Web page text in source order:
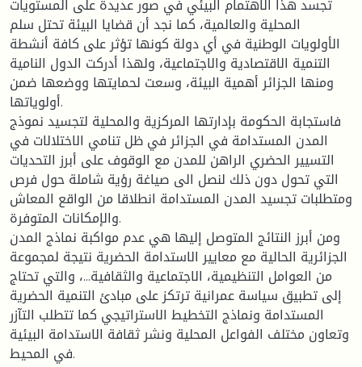
تجسد ھذا الاھتمام البیئي في صور عدیدة على المستویات
المحلیة والعالمية، كما نجد أن قضايا البيئة تحتل سلم
الأولويات الوطنية في أي دولة كونها تؤثر على كافة أنشطة
التنمية الاقتصادية والاجتماعية، ولهذا أدركت الدول النامية
ومنها الجزائر أهمية البيئة، وسعت لحمايتها ووضعها ضمن
أولوياتها.
فاستجابة الحكومة بإدارتها المركزية والمحلية لتجسيد نموذج
المدن المستدامة في الجزائر في ظل تنامي الاختلالات في
التسيير الحضري الراهن للمدن مع الوقوف على أبرز التحديات
التي تحول دون ذلك لنصل الى صياغة رؤية شاملة حول فرص
ومتطلبات تجسيد المدن المستدامة انطلاقا من الواقع المعاش
والإمكانات المتوفرة.
ومن أبرز النتائج المتوصل إليها هي عدم مواكبة نماذج المدن
الجزائرية الحالية مع معايير الاستدامة الحضرية نتيجة لمجموعة
من العوامل التنظيمية، الاجتماعية والثقافية...، والتي تحتاج
إلى تطبيق سياسة عمرانية ترتكز على مبادئ التنمية الحضرية
المستدامة ونماذج التخطيط الاستراتيجي كما تتطلب التآزر
وتعاون مختلف الفواعل المحلية ونشر ثقافة الاستدامة البيئية
في المحيط.